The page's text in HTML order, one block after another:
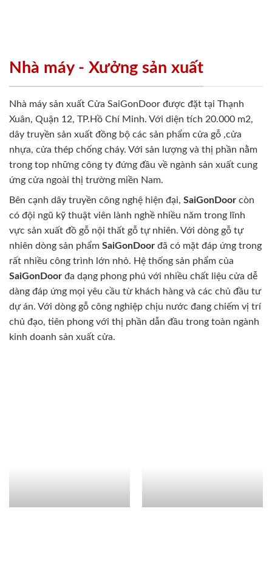
Nhà máy - Xưởng sản xuất
Nhà máy sản xuất Cửa SaiGonDoor được đặt tại Thạnh
Xuân, Quận 12, TP.Hồ Chí Minh. Với diện tích 20.000 m2,
dây truyền sản xuất đồng bộ các sản phẩm cửa gỗ ,cửa
nhựa, cửa thép chống cháy. Với sản lượng và thị phần nằm
trong top những công ty đứng đầu về ngành sản xuất cung
ứng cửa ngoài thị trường miền Nam.
Bên cạnh dây truyền công nghệ hiện đại, SaiGonDoor còn
có đội ngũ kỹ thuật viên lành nghề nhiều năm trong lĩnh
vực sản xuất đồ gỗ nội thất gỗ tự nhiên. Với dòng gỗ tự
nhiên dòng sản phẩm SaiGonDoor đã có mặt đáp ứng trong
rất nhiều công trình lớn nhỏ. Hệ thống sản phẩm của
SaiGonDoor đa dạng phong phú với nhiều chất liệu cửa dễ
dàng đáp ứng mọi yêu cầu từ khách hàng và các chủ đầu tư
dự án. Với dòng gỗ công nghiệp chịu nước đang chiếm vị trí
chủ đạo, tiên phong với thị phần dẫn đầu trong toàn ngành
kinh doanh sản xuất cửa.